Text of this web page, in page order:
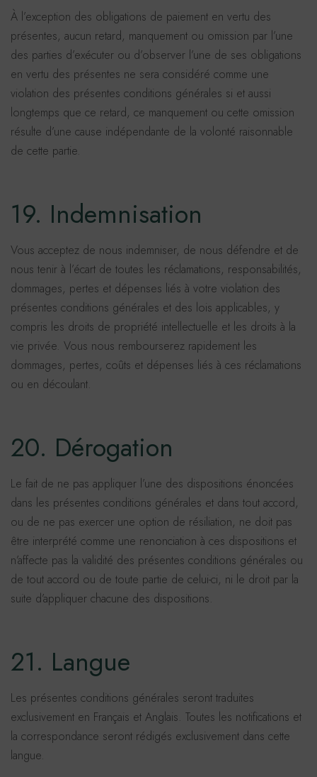
À l’exception des obligations de paiement en vertu des
présentes, aucun retard, manquement ou omission par l’une
des parties d’exécuter ou d’observer l’une de ses obligations
en vertu des présentes ne sera considéré comme une
violation des présentes conditions générales si et aussi
longtemps que ce retard, ce manquement ou cette omission
résulte d’une cause indépendante de la volonté raisonnable
de cette partie.
19. Indemnisation
Vous acceptez de nous indemniser, de nous défendre et de
nous tenir à l’écart de toutes les réclamations, responsabilités,
dommages, pertes et dépenses liés à votre violation des
présentes conditions générales et des lois applicables, y
compris les droits de propriété intellectuelle et les droits à la
vie privée. Vous nous rembourserez rapidement les
dommages, pertes, coûts et dépenses liés à ces réclamations
ou en découlant.
20. Dérogation
Le fait de ne pas appliquer l’une des dispositions énoncées
dans les présentes conditions générales et dans tout accord,
ou de ne pas exercer une option de résiliation, ne doit pas
être interprété comme une renonciation à ces dispositions et
n’affecte pas la validité des présentes conditions générales ou
de tout accord ou de toute partie de celui-ci, ni le droit par la
suite d’appliquer chacune des dispositions.
21. Langue
Les présentes conditions générales seront traduites
exclusivement en Français et Anglais. Toutes les notifications et
la correspondance seront rédigés exclusivement dans cette
langue.